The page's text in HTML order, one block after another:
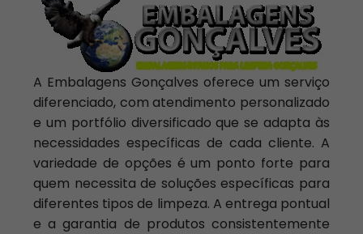
A Embalagens Gonçalves oferece um serviço
diferenciado, com atendimento personalizado
e um portfólio diversificado que se adapta às
necessidades específicas de cada cliente. A
variedade de opções é um ponto forte para
quem necessita de soluções específicas para
diferentes tipos de limpeza. A entrega pontual
e a garantia de produtos consistentemente